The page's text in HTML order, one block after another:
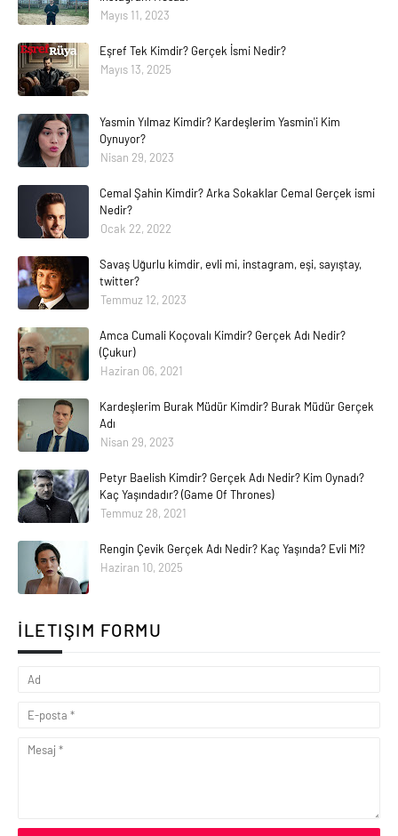
Mayıs 11, 2023
Eşref Tek Kimdir? Gerçek İsmi Nedir?
Mayıs 13, 2025
Yasmin Yılmaz Kimdir? Kardeşlerim Yasmin'i Kim
Oynuyor?
Nisan 29, 2023
Cemal Şahin Kimdir? Arka Sokaklar Cemal Gerçek ismi
Nedir?
Ocak 22, 2022
Savaş Uğurlu kimdir, evli mi, instagram, eşi, sayıştay,
twitter?
Temmuz 12, 2023
Amca Cumali Koçovalı Kimdir? Gerçek Adı Nedir?
(Çukur)
Haziran 06, 2021
Kardeşlerim Burak Müdür Kimdir? Burak Müdür Gerçek
Adı
Nisan 29, 2023
Petyr Baelish Kimdir? Gerçek Adı Nedir? Kim Oynadı?
Kaç Yaşındadır? (Game Of Thrones)
Temmuz 28, 2021
Rengin Çevik Gerçek Adı Nedir? Kaç Yaşında? Evli Mi?
Haziran 10, 2025
İLETIŞIM FORMU